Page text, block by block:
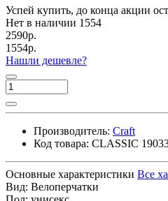
Успей купить, до конца акции
Нет в наличии 1554
2590р.
1554р.
Нашли дешевле?
Производитель: Craft
Код товара: CLASSIC
Основные характеристики Все
Вид: Велоперчатки